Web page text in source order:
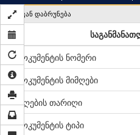
უკან დაბრუნება
დოკუმენტის ნომერი
დოკუმენტის მიმღები
მიღების თარიღი
დოკუმენტის ტიპი